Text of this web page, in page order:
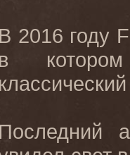
В 2016 году
в
Последний